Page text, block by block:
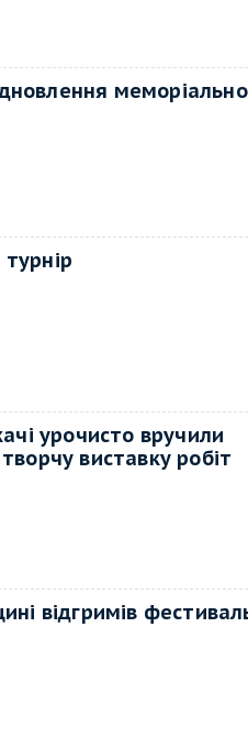
урочисто вручили
виставку робіт
відгримів